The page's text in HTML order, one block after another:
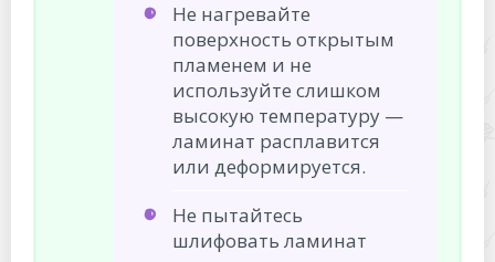
Не нагревайте
поверхность открытым
пламенем и не
используйте слишком
высокую температуру —
ламинат расплавится
или деформируется.
Не пытайтесь
шлифовать ламинат